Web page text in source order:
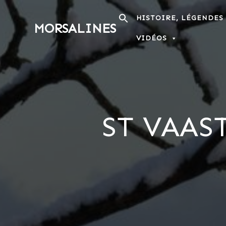
Passer
contenu
MORSALINES
HISTOIRE, LÉGENDES
VIDÉOS
ST